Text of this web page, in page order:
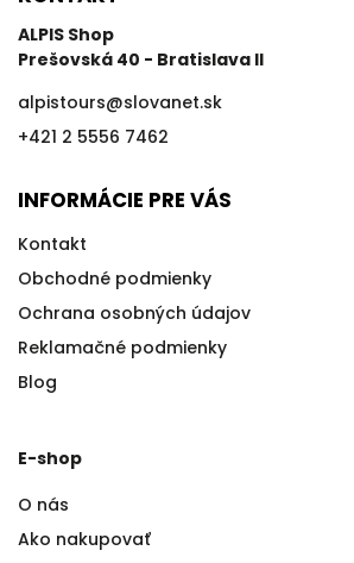
ALPIS Shop
Prešovská 40 - Bratislava II
alpistours@slovanet.sk
+421 2 5556 7462
INFORMÁCIE PRE VÁS
Kontakt
Obchodné podmienky
Ochrana osobných údajov
Reklamačné podmienky
Blog
E-shop
O nás
Ako nakupovať